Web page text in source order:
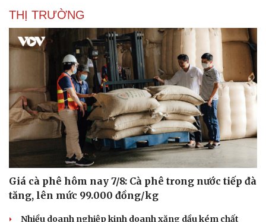
THỊ TRƯỜNG
Giá cà phê hôm nay 7/8: Cà phê trong nước tiếp đà
tăng, lên mức 99.000 đồng/kg
Nhiều doanh nghiệp kinh doanh xăng dầu kém chất